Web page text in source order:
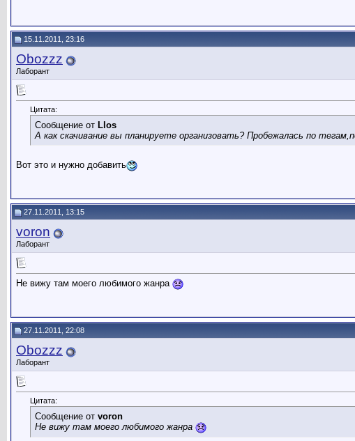
15.11.2011, 23:16
Obozzz
Лаборант
Цитата:
Сообщение от Llos
А как скачивание вы планируете организовать? Пробежалась по
Вот это и нужно добавить
27.11.2011, 13:15
voron
Лаборант
Не вижу там моего любимого жанра
27.11.2011, 22:08
Obozzz
Лаборант
Цитата:
Сообщение от voron
Не вижу там моего любимого жанра